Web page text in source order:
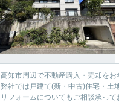
高知市周辺で不動産購入・売却を
弊社では戸建て(新・中古)住宅・土
リフォームについてもご相談承って